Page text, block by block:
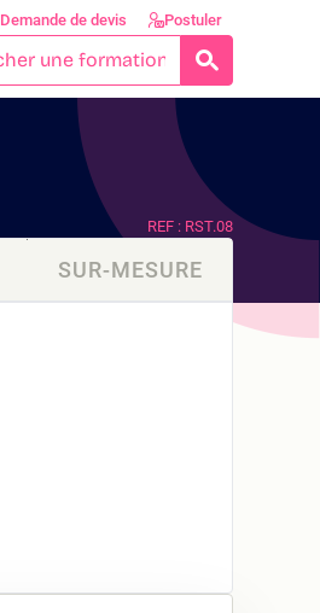
Demande de devis Postuler
REF : RST.08
SUR-MESURE